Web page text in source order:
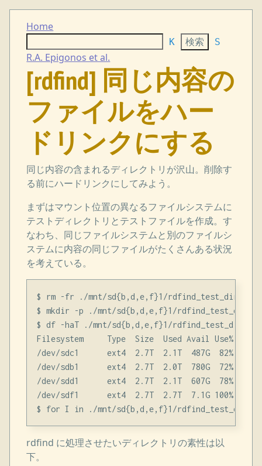
Home
K S
R.A. Epigonos et al.
[rdfind] 同じ内容の
ファイルをハー
ドリンクにする
同じ内容の含まれるディレクトリが沢山。削除す
る前にハードリンクにしてみよう。
まずはマウント位置の異なるファイルシステムに
テストディレクトリとテストファイルを作成。す
なわち、同じファイルシステムと別のファイルシ
ステムに内容の同じファイルがたくさんある状況
を考えている。
$ rm -fr ./mnt/sd{b,d,e,f}1/rdfind_test_dir
$ mkdir -p ./mnt/sd{b,d,e,f}1/rdfind_test_dir
$ df -haT ./mnt/sd{b,d,e,f}1/rdfind_test_dir
Filesystem     Type  Size  Used Avail Use%
/dev/sdc1      ext4  2.7T  2.1T  487G  82% /
/dev/sdb1      ext4  2.7T  2.0T  780G  72% /
/dev/sdd1      ext4  2.7T  2.1T  607G  78% /
/dev/sdf1      ext4  2.7T  2.7T  7.1G 100% /
rdfind に処理させたいディレクトリの素性は以
下。